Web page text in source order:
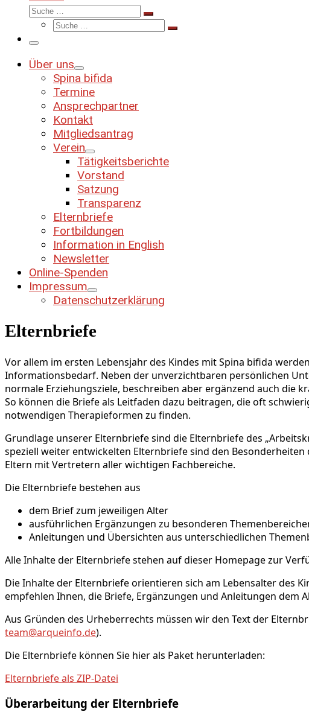
Suche
Suche
Suche
Suche
Menü
Über uns
Spina bifida
Termine
Ansprechpartner
Kontakt
Mitgliedsantrag
Verein
Tätigkeitsberichte
Vorstand
Satzung
Transparenz
Elternbriefe
Fortbildungen
Information in English
Newsletter
Online-Spenden
Impressum
Datenschutzerklärung
Elternbriefe
Vor allem im ersten Lebensjahr des Kindes mit Spina bifida
Informationsbedarf. Neben der unverzichtbaren persönlichen
normale Erziehungsziele, beschreiben aber ergänzend auch die
So können die Briefe als Leitfaden dazu beitragen, die oft
notwendigen Therapieformen zu finden.
Grundlage unserer Elternbriefe sind die Elternbriefe des
speziell weiter entwickelten Elternbriefe sind den
Eltern mit Vertretern aller wichtigen Fachbereiche.
Die Elternbriefe bestehen aus
dem Brief zum jeweiligen Alter
ausführlichen Ergänzungen zu besonderen
Anleitungen und Übersichten aus unterschiedlichen
Alle Inhalte der Elternbriefe stehen auf dieser Homepage zur
Die Inhalte der Elternbriefe orientieren sich am Lebensalter des
empfehlen Ihnen, die Briefe, Ergänzungen und Anleitungen dem
Aus Gründen des Urheberrechts müssen wir den Text der
team@arqueinfo.de).
Die Elternbriefe können Sie hier als Paket herunterladen:
Elternbriefe als ZIP-Datei
Überarbeitung der Elternbriefe